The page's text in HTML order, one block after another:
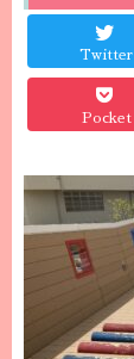
Twitter
Pocket